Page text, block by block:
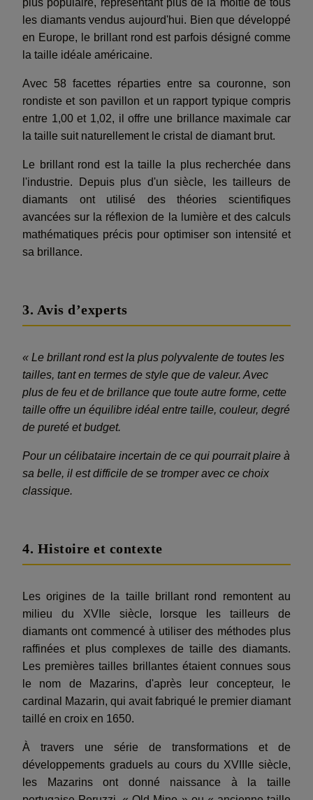
les diamants vendus aujourd'hui. Bien que développé
en Europe, le brillant rond est parfois désigné comme
la taille idéale américaine.
Avec 58 facettes réparties entre sa couronne, son
rondiste et son pavillon et un rapport typique compris
entre 1,00 et 1,02, il offre une brillance maximale car
la taille suit naturellement le cristal de diamant brut.
Le brillant rond est la taille la plus recherchée dans
l'industrie. Depuis plus d'un siècle, les tailleurs de
diamants ont utilisé des théories scientifiques
avancées sur la réflexion de la lumière et des calculs
mathématiques précis pour optimiser son intensité et
sa brillance.
3. Avis d’experts
« Le brillant rond est la plus polyvalente de toutes les
tailles, tant en termes de style que de valeur. Avec
plus de feu et de brillance que toute autre forme, cette
taille offre un équilibre idéal entre taille, couleur, degré
de pureté et budget.
Pour un célibataire incertain de ce qui pourrait plaire à
sa belle, il est difficile de se tromper avec ce choix
classique.
4. Histoire et contexte
Les origines de la taille brillant rond remontent au
milieu du XVIIe siècle, lorsque les tailleurs de
diamants ont commencé à utiliser des méthodes plus
raffinées et plus complexes de taille des diamants.
Les premières tailles brillantes étaient connues sous
le nom de Mazarins, d'après leur concepteur, le
cardinal Mazarin, qui avait fabriqué le premier diamant
taillé en croix en 1650.
À travers une série de transformations et de
développements graduels au cours du XVIIIe siècle,
les Mazarins ont donné naissance à la taille